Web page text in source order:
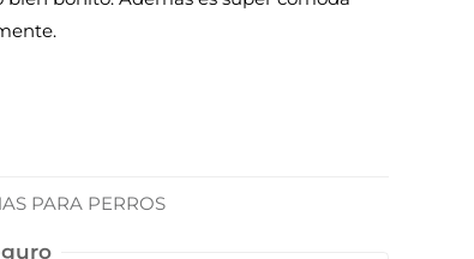
PARA PERROS